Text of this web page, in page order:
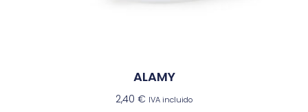
ALAMY
2,40 € IVA incluido